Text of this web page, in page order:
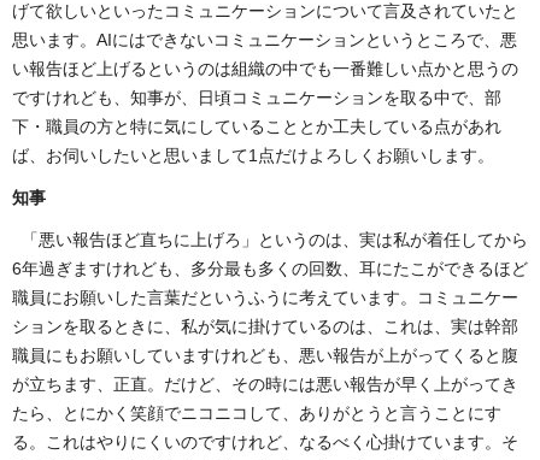
げて欲しいといったコミュニケーションについて言及されていたと
思います。AIにはできないコミュニケーションというところで、悪
い報告ほど上げるというのは組織の中でも一番難しい点かと思うの
ですけれども、知事が、日頃コミュニケーションを取る中で、部
下・職員の方と特に気にしていることとか工夫している点があれ
ば、お伺いしたいと思いまして1点だけよろしくお願いします。
知事
「悪い報告ほど直ちに上げろ」というのは、実は私が着任してから
6年過ぎますけれども、多分最も多くの回数、耳にたこができるほど
職員にお願いした言葉だというふうに考えています。コミュニケー
ションを取るときに、私が気に掛けているのは、これは、実は幹部
職員にもお願いしていますけれども、悪い報告が上がってくると腹
が立ちます、正直。だけど、その時には悪い報告が早く上がってき
たら、とにかく笑顔でニコニコして、ありがとうと言うことにす
る。これはやりにくいのですけれど、なるべく心掛けています。そ